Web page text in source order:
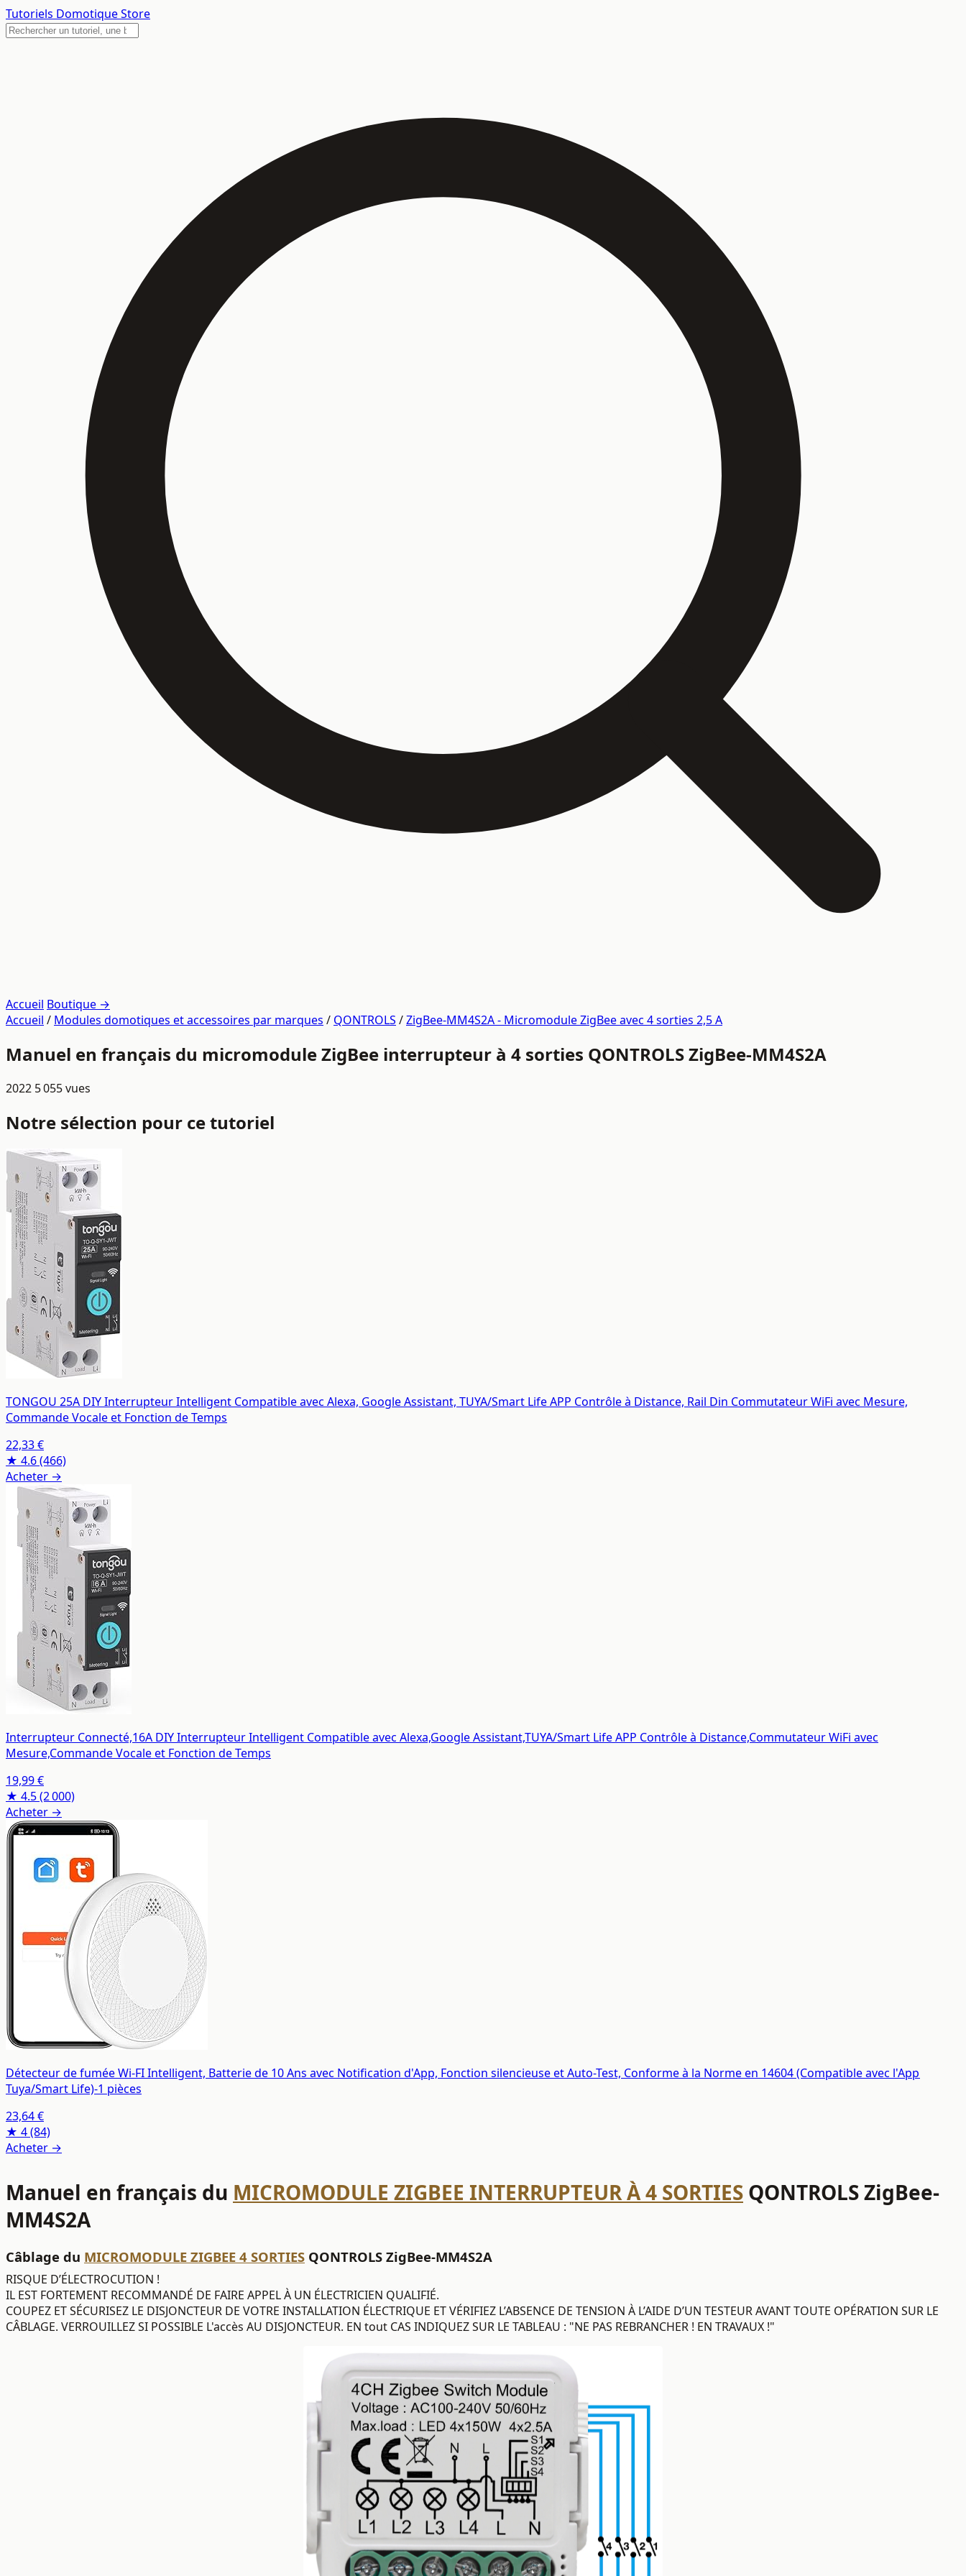
Tutoriels Domotique Store
Accueil Boutique →
Accueil / Modules domotiques et accessoires par marques / QONTROLS /ZigBee-MM4S2A - Micromodule ZigBee avec 4 sorties 2,5 A
Manuel en français du micromodule ZigBee interrupteur à 4 sorties QONTROLS ZigBee-MM4S2A
2022 5 055 vues
Notre sélection pour ce tutoriel
TONGOU 25A DIY Interrupteur Intelligent Compatible avec Alexa, Google Assistant, TUYA/Smart Life APP Contrôle à Distance, Rail Din Commutateur WiFi avec Mesure,
Commande Vocale et Fonction de Temps
22,33 €
★ 4.6(466)
Acheter →
Interrupteur Connecté,16A DIY Interrupteur Intelligent Compatible avec Alexa,Google Assistant,TUYA/Smart Life APP Contrôle à Distance,Commutateur WiFi avec
Mesure,Commande Vocale et Fonction de Temps
19,99 €
★ 4.5(2 000)
Acheter →
Détecteur de fumée Wi-FI Intelligent, Batterie de 10 Ans avec Notification d'App, Fonction silencieuse et Auto-Test, Conforme à la Norme en 14604 (Compatible avec l'App
Tuya/Smart Life)-1 pièces
23,64 €
★ 4(84)
Acheter →
Manuel en français du MICROMODULE ZIGBEE INTERRUPTEUR À 4 SORTIES QONTROLS ZigBee-
MM4S2A
Câblage du MICROMODULE ZIGBEE 4 SORTIES QONTROLS ZigBee-MM4S2A
RISQUE D’ÉLECTROCUTION !
IL EST FORTEMENT RECOMMANDÉ DE FAIRE APPEL À UN ÉLECTRICIEN QUALIFIÉ.
COUPEZ ET SÉCURISEZ LE DISJONCTEUR DE VOTRE INSTALLATION ÉLECTRIQUE ET VÉRIFIEZ L’ABSENCE DE TENSION À L’AIDE D’UN TESTEUR AVANT TOUTE OPÉRATION SUR LE
CÂBLAGE. VERROUILLEZ SI POSSIBLE L'accès AU DISJONCTEUR. EN tout CAS INDIQUEZ SUR LE TABLEAU : "NE PAS REBRANCHER ! EN TRAVAUX !"